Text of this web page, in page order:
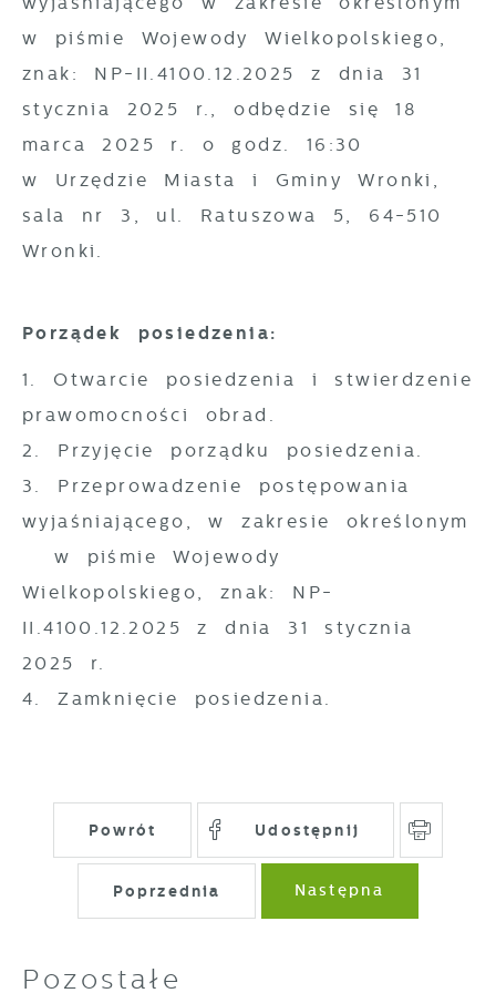
w piśmie Wojewody Wielkopolskiego,
znak: NP-II.4100.12.2025 z dnia 31
stycznia 2025 r., odbędzie się 18
marca 2025 r. o godz. 16:30
w Urzędzie Miasta i Gminy Wronki,
sala nr 3, ul. Ratuszowa 5, 64-510
Wronki.
Porządek posiedzenia:
1. Otwarcie posiedzenia i stwierdzenie
prawomocności obrad.
2. Przyjęcie porządku posiedzenia.
3. Przeprowadzenie postępowania
wyjaśniającego, w zakresie określonym
w piśmie Wojewody
Wielkopolskiego, znak: NP-
II.4100.12.2025 z dnia 31 stycznia
2025 r.
4. Zamknięcie posiedzenia.
Powrót Udostępnij
Poprzednia Następna
Pozostałe
ilości funkcji na stronie.
potrzeb.
Cookies analityczne pozwalają na
miejsca oraz częstotliwości, z jaką
odwiedzane są nasze serwisy www. Dane
pozwalają nam na ocenę naszych serwisów
internetowych pod względem ich
w formie zanonimizowanej. Wyrażenie
zgody na analityczne pliki cookies
Więcej
Reklamowe
Dzięki reklamowym plikom cookies
prezentujemy Ci najciekawsze informacje i
aktualności na stronach naszych partnerów.
Twoich zwyczajów dotyczących przeglądanej
witryny internetowej. Treści promocyjne
mogą pojawić się na stronach podmiotów
Firmy te działają w charakterze
pośredników prezentujących nasze treści w
postaci wiadomości, ofert, komunikatów
mediów społecznościowych.